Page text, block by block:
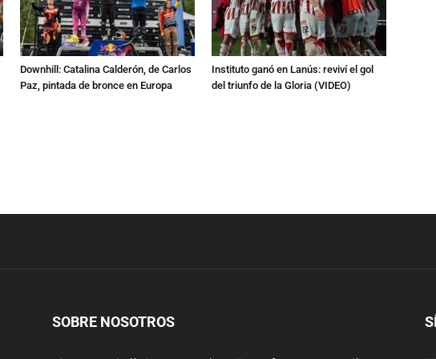
Downhill: Catalina Calderón, de Carlos
Paz, pintada de bronce en Europa
Instituto ganó en Lanús: reviví el gol
del triunfo de la Gloria (VIDEO)
SOBRE NOSOTROS